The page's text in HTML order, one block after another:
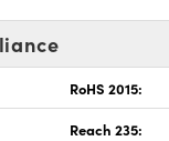
RoHS 2015:
Reach 235: